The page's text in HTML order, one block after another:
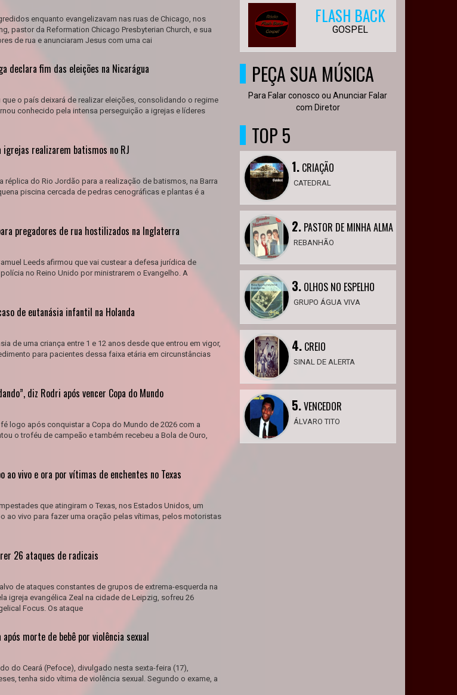
enquanto evangelizavam nas ruas de Chicago, nos
pastor da Reformation Chicago Presbyterian Church, e sua
de rua e anunciaram Jesus com uma cai
declara fim das eleições na Nicarágua
o país deixará de realizar eleições, consolidando o regime
conhecido pela intensa perseguição a igrejas e líderes
igrejas realizarem batismos no RJ
do Rio Jordão para a realização de batismos, na Barra
piscina cercada de pedras cenográficas e plantas é a
pregadores de rua hostilizados na Inglaterra
Leeds afirmou que vai custear a defesa jurídica de
no Reino Unido por ministrarem o Evangelho. A
de eutanásia infantil na Holanda
de uma criança entre 1 e 12 anos desde que entrou em vigor,
para pacientes dessa faixa etária em circunstâncias
diz Rodri após vencer Copa do Mundo
logo após conquistar a Copa do Mundo de 2026 com a
o troféu de campeão e também recebeu a Bola de Ouro,
vivo e ora por vítimas de enchentes no Texas
que atingiram o Texas, nos Estados Unidos, um
ao vivo para fazer uma oração pelas vítimas, pelos motoristas
26 ataques de radicais
de ataques constantes de grupos de extrema-esquerda na
igreja evangélica Zeal na cidade de Leipzig, sofreu 26
Focus. Os ataque
morte de bebê por violência sexual
do Ceará (Pefoce), divulgado nesta sexta-feira (17),
tenha sido vítima de violência sexual. Segundo o exame, a
FLASH BACK
GOSPEL
PEÇA SUA MÚSICA
Para Falar conosco ou Anunciar Falar
com Diretor
TOP 5
1.CRIAÇÃO
CATEDRAL
2.PASTOR DE MINHA ALMA
REBANHÃO
3.OLHOS NO ESPELHO
GRUPO ÁGUA VIVA
4.CREIO
SINAL DE ALERTA
5.VENCEDOR
ÁLVARO TITO